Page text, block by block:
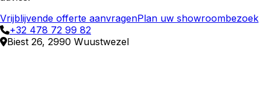
Vrijblijvende offerte aanvragenPlan uw showroombezoek
+32 478 72 99 82
Biest 26, 2990 Wuustwezel